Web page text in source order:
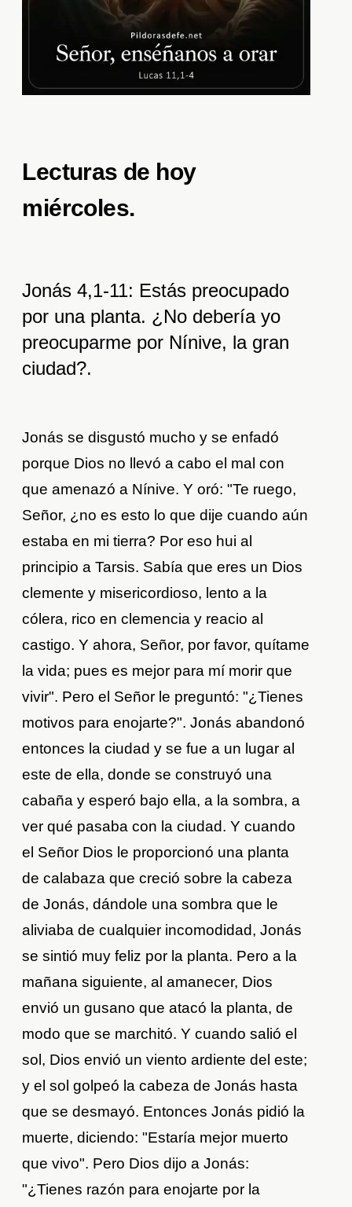
Lecturas de hoy
miércoles.
Jonás 4,1-11: Estás preocupado
por una planta. ¿No debería yo
preocuparme por Nínive, la gran
ciudad?.
Jonás se disgustó mucho y se enfadó
porque Dios no llevó a cabo el mal con
que amenazó a Nínive. Y oró: "Te ruego,
Señor, ¿no es esto lo que dije cuando aún
estaba en mi tierra? Por eso hui al
principio a Tarsis. Sabía que eres un Dios
clemente y misericordioso, lento a la
cólera, rico en clemencia y reacio al
castigo. Y ahora, Señor, por favor, quítame
la vida; pues es mejor para mí morir que
vivir". Pero el Señor le preguntó: "¿Tienes
motivos para enojarte?". Jonás abandonó
entonces la ciudad y se fue a un lugar al
este de ella, donde se construyó una
cabaña y esperó bajo ella, a la sombra, a
ver qué pasaba con la ciudad. Y cuando
el Señor Dios le proporcionó una planta
de calabaza que creció sobre la cabeza
de Jonás, dándole una sombra que le
aliviaba de cualquier incomodidad, Jonás
se sintió muy feliz por la planta. Pero a la
mañana siguiente, al amanecer, Dios
envió un gusano que atacó la planta, de
modo que se marchitó. Y cuando salió el
sol, Dios envió un viento ardiente del este;
y el sol golpeó la cabeza de Jonás hasta
que se desmayó. Entonces Jonás pidió la
muerte, diciendo: "Estaría mejor muerto
que vivo". Pero Dios dijo a Jonás:
"¿Tienes razón para enojarte por la